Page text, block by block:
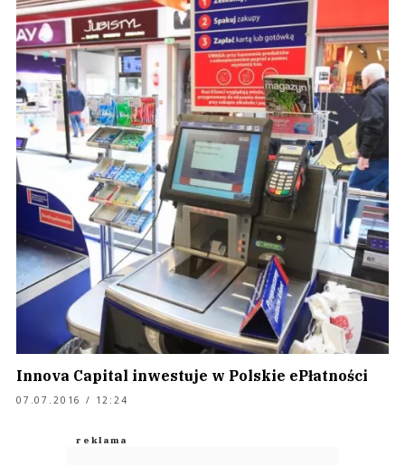
Innova Capital inwestuje w Polskie ePłatności
07.07.2016 / 12:24